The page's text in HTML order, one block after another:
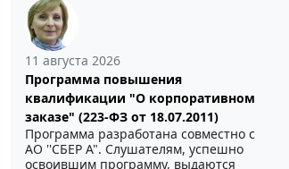
11 августа 2026
Программа повышения
квалификации "О корпоративном
заказе" (223-ФЗ от 18.07.2011)
Программа разработана совместно с
АО ''СБЕР А". Слушателям, успешно
освоившим программу, выдаются